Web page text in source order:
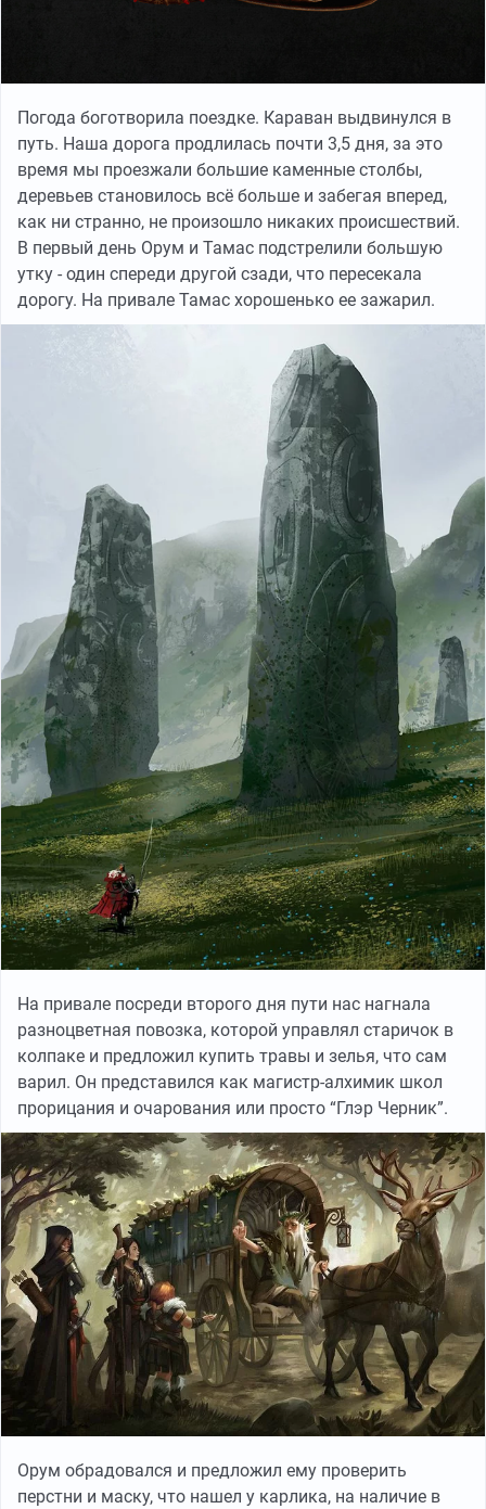
Погода боготворила поездке. Караван выдвинулся в
путь. Наша дорога продлилась почти 3,5 дня, за это
время мы проезжали большие каменные столбы,
деревьев становилось всё больше и забегая вперед,
как ни странно, не произошло никаких происшествий.
В первый день Орум и Тамас подстрелили большую
утку - один спереди другой сзади, что пересекала
дорогу. На привале Тамас хорошенько ее зажарил.
На привале посреди второго дня пути нас нагнала
разноцветная повозка, которой управлял старичок в
колпаке и предложил купить травы и зелья, что сам
варил. Он представился как магистр-алхимик школ
прорицания и очарования или просто “Глэр Черник”.
Орум обрадовался и предложил ему проверить
перстни и маску, что нашел у карлика, на наличие в